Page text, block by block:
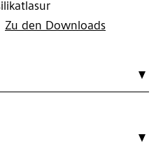
Zu den Downloads